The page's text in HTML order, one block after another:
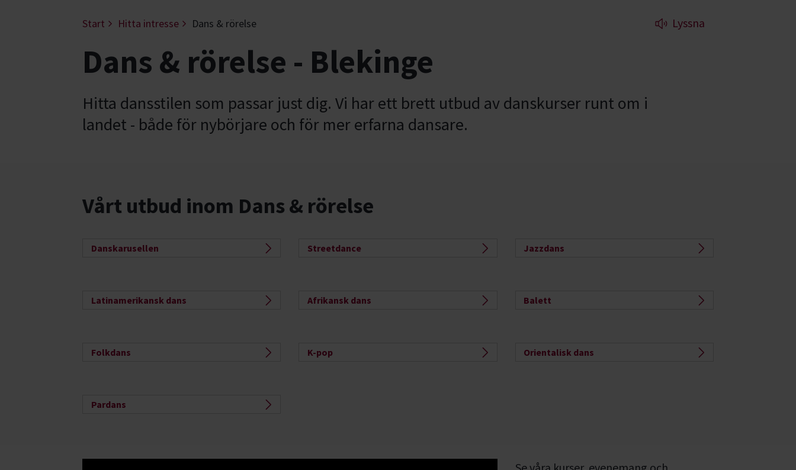
Start Hitta intresse Dans & rörelse Lyssna
Dans & rörelse - Blekinge
Hitta dansstilen som passar just dig. Vi har ett brett utbud av danskurser runt om i
landet - både för nybörjare och för mer erfarna dansare.
Vårt utbud inom Dans & rörelse
Danskarusellen Streetdance Jazzdans
Latinamerikansk dans Afrikansk dans Balett
Folkdans K-pop Orientalisk dans
Pardans